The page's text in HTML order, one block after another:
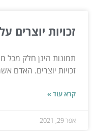
זכויות יוצרים
תמונות הינן חלק מכל
זכויות יוצרים. האדם
קרא עוד »
אפר 29, 2021